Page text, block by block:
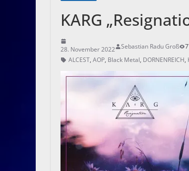
KARG
28. November 2022 Sebastian Radu Groß
ALCEST, AOP, Black Metal, DORNENREICH,